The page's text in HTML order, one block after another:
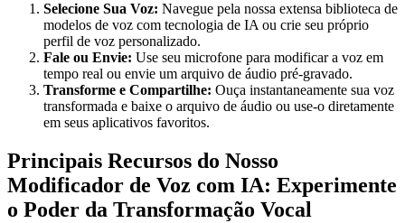
Selecione Sua Voz: Navegue pela nossa extensa biblioteca de
modelos de voz com tecnologia de IA ou crie seu próprio
perfil de voz personalizado.
Fale ou Envie: Use seu microfone para modificar a voz em
tempo real ou envie um arquivo de áudio pré-gravado.
Transforme e Compartilhe: Ouça instantaneamente sua voz
transformada e baixe o arquivo de áudio ou use-o diretamente
em seus aplicativos favoritos.
Principais Recursos do Nosso
Modificador de Voz com IA: Experimente
o Poder da Transformação Vocal